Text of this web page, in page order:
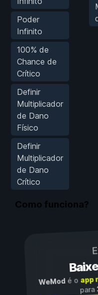
Poder
Infinito
100% de
Chance de
Crítico
Definir
Multiplicador
de Dano
Físico
Definir
Multiplicador
de Dano
Crítico
Como funciona?
WeModé o app
para